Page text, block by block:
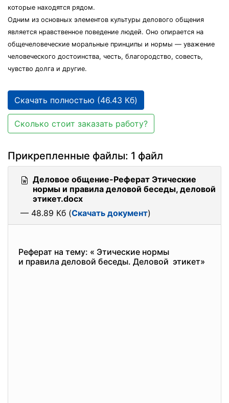
которые находятся рядом.
Одним из основных элементов культуры делового общения
является нравственное поведение людей. Оно опирается на
общечеловеческие моральные принципы и нормы — уважение
человеческого достоинства, честь, благородство, совесть,
чувство долга и другие.
Скачать полностью (46.43 Кб)
Сколько стоит заказать работу?
Прикрепленные файлы: 1 файл
Деловое общение-Реферат Этические
нормы и правила деловой беседы, деловой
этикет.docx
— 48.89 Кб (Скачать документ)
Реферат на тему: « Этические нормы
и правила деловой беседы. Деловой этикет»